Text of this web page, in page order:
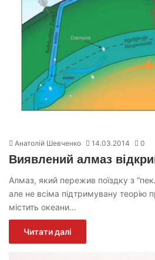
Анатолій Шевченко 14.03.2014 0
Виявлений алмаз
Алмаз, який пережив поїздку з
але не всіма підтримувану теорію
містить океани…
Читати далі